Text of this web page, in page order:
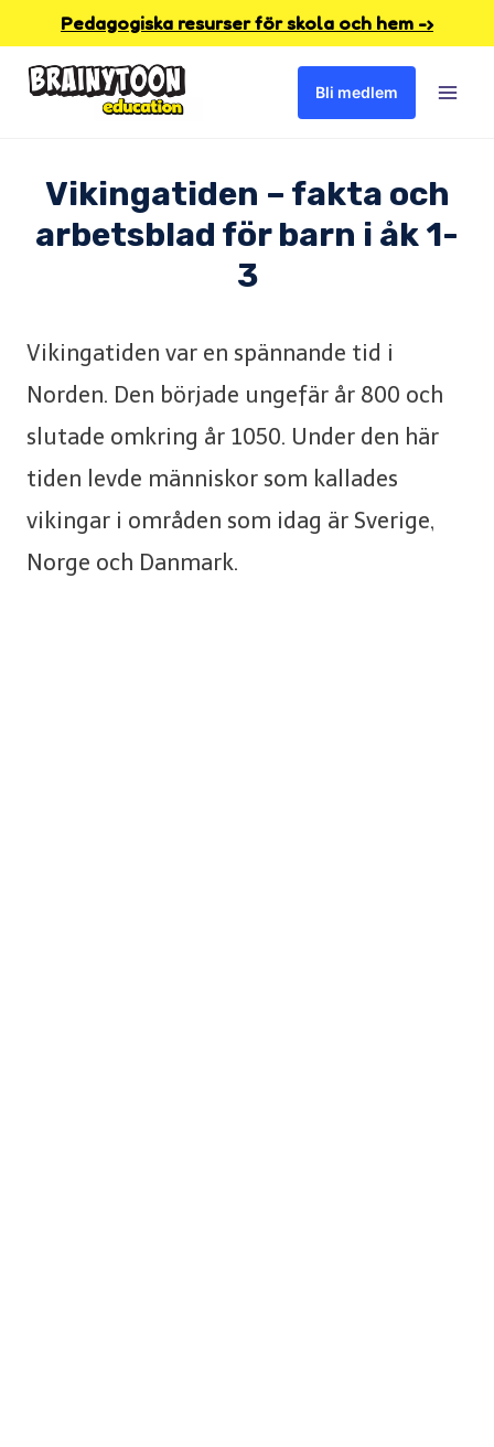
content
Pedagogiska resurser för skola och hem -›
Bli medlem
Vikingatiden – fakta och
arbetsblad för barn i åk 1-
3
Vikingatiden var en spännande tid i
Norden. Den började ungefär år 800 och
slutade omkring år 1050. Under den här
tiden levde människor som kallades
vikingar i områden som idag är Sverige,
Norge och Danmark.